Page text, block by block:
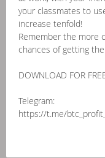
your classmates to
increase tenfold!
Remember the more
chances of getting
DOWNLOAD FOR
Telegram:
https://t.me/